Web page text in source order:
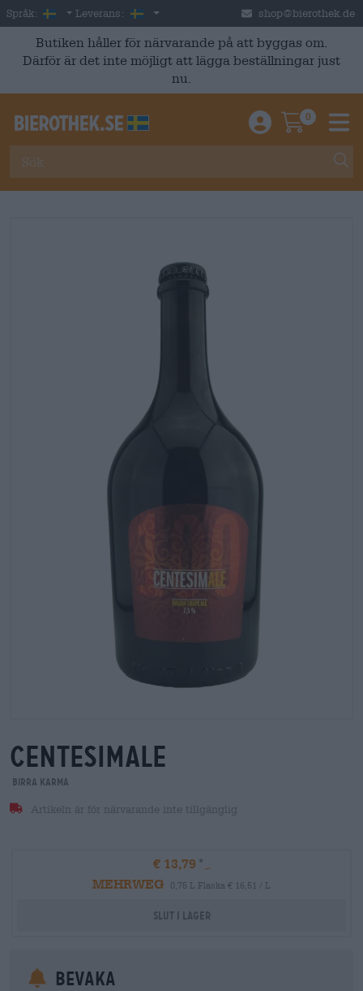
Skip to main content
Språk: Swedish
Leverans: Sverige shop@bierothek.de
Butiken håller för närvarande på att byggas om.
Därför är det inte möjligt att lägga beställningar just
nu.
Einloggen /
0
centesimale
Birra Karma
Artikeln är för närvarande inte tillgänglig
€ 13,79
MEHRWEG
0,75 L Flaska € 16,51 / L
Slut i lager
Bevaka